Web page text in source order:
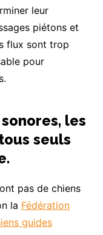
leur
piétons et
flux sont trop
pour
les
seuls
pas de chiens
la Fédération
guides